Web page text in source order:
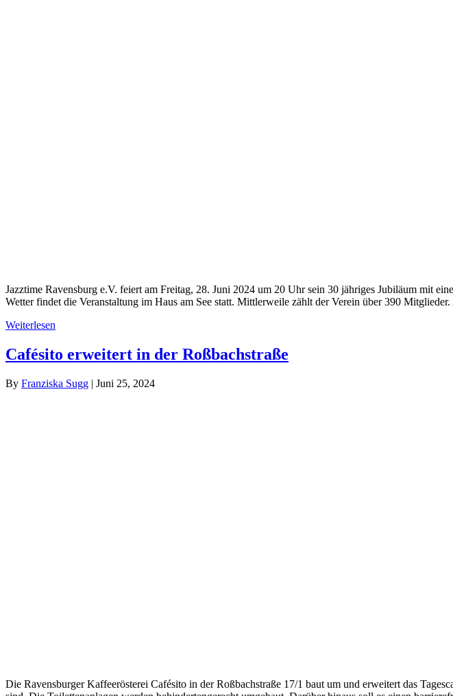
Jazz­ti­me Ravens­burg e.V. fei­ert am Frei­tag, 28. Juni 2024 um 20 Uhr sein 30 jäh­ri­ges Jubi­lä­um mit
Wet­ter fin­det die Ver­an­stal­tung im Haus am See statt. Mitt­ler­wei­le zählt der Ver­ein über 390
Wei­ter­le­sen
Café­si­to erwei­tert in der Roßbachstraße
By Fran­zis­ka Sugg | Juni 25, 2024
Die Ravens­bur­ger Kaf­fee­rös­te­rei Café­si­to in der Roß­bach­stra­ße 17/1 baut um und erwei­tert das